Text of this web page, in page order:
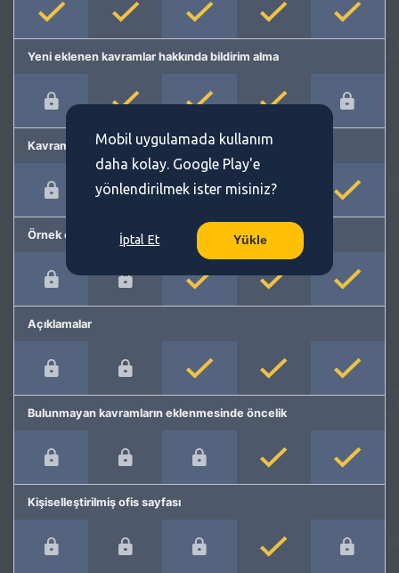
Yeni eklenen kavramlar hakkında bildirim alma
Kavram önerme
Örnek cümleler
Açıklamalar
Bulunmayan kavramların eklenmesinde öncelik
Kişiselleştirilmiş ofis sayfası
Mobil uygulamada kullanım
daha kolay. Google Play'e
yönlendirilmek ister misiniz?
İptal Et Yükle